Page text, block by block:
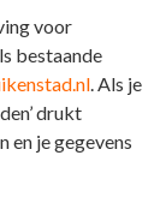
voor
bestaande
. Als je
drukt
en je gegevens